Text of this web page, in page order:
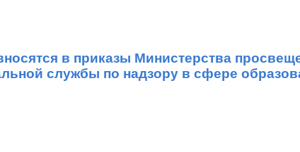
в приказы Министерства
службы по надзору в сфере